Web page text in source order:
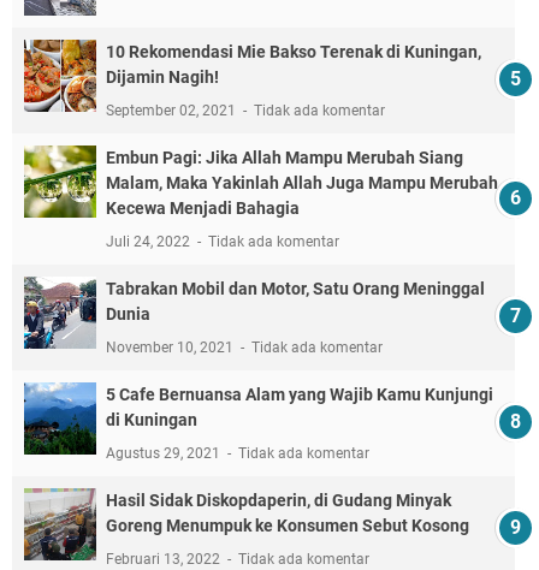
10 Rekomendasi Mie Bakso Terenak di Kuningan,
Dijamin Nagih!
September 02, 2021 Tidak ada komentar
Embun Pagi: Jika Allah Mampu Merubah Siang
Malam, Maka Yakinlah Allah Juga Mampu Merubah
Kecewa Menjadi Bahagia
Juli 24, 2022 Tidak ada komentar
Tabrakan Mobil dan Motor, Satu Orang Meninggal
Dunia
November 10, 2021 Tidak ada komentar
5 Cafe Bernuansa Alam yang Wajib Kamu Kunjungi
di Kuningan
Agustus 29, 2021 Tidak ada komentar
Hasil Sidak Diskopdaperin, di Gudang Minyak
Goreng Menumpuk ke Konsumen Sebut Kosong
Februari 13, 2022 Tidak ada komentar